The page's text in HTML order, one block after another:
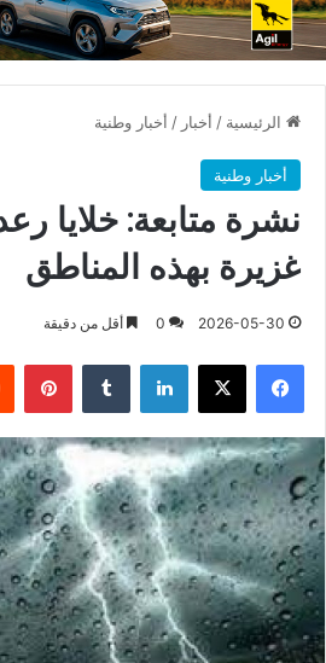
الرئيسية / أخبار / أخبار وطنية
أخبار وطنية
نشرة متابعة: خلايا
غزيرة بهذه المناطق
2026-05-30
0 أقل من دقيقة
فيسبوك X لينكدإن